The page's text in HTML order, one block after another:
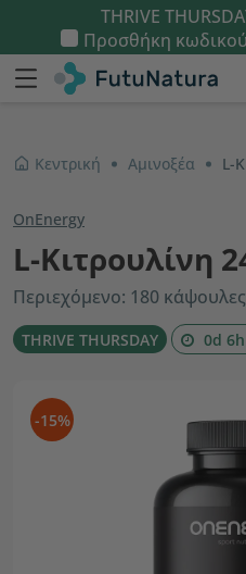
THRIVE
Προσθήκη κωδικού
Κεντρική Αμινοξέα L-
OnEnergy
L-Κιτρουλίνη
Περιεχόμενο: 180 κάψουλες
THRIVE THURSDAY 0d
-15%